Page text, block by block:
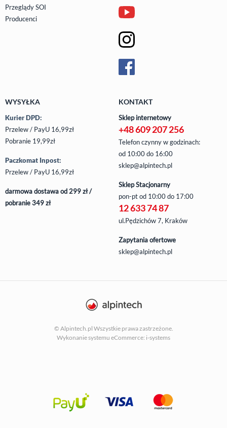
Przeglądy SOI
Producenci
WYSYŁKA
Kurier DPD:
Przelew / PayU 16,99zł
Pobranie 19,99zł
Paczkomat Inpost:
Przelew / PayU 16,99zł
darmowa dostawa od 299 zł /
pobranie 349 zł
KONTAKT
Sklep internetowy
+48 609 207 256
Telefon czynny w godzinach:
od 10:00 do 16:00
sklep@alpintech.pl
Sklep Stacjonarny
pon-ptod 10:00 do 17:00
12 633 74 87
ul.Pędzichów 7, Kraków
Zapytania ofertowe
sklep@alpintech.pl
© Alpintech.pl Wszystkie prawa zastrzeżone.
Wykonanie systemu eCommerce: i-systems